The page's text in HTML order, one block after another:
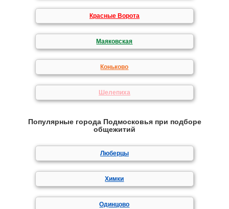
Красные Ворота
Маяковская
Коньково
Шелепиха
Популярные города Подмосковья при подборе
общежитий
Люберцы
Химки
Одинцово